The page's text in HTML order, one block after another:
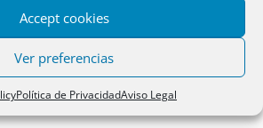
Accept cookies
Ver preferencias
Política de PrivacidadAviso Legal
EL CATASTRO.
:nos centraremos en la descripción
se analiza en tema 26, pero antes de